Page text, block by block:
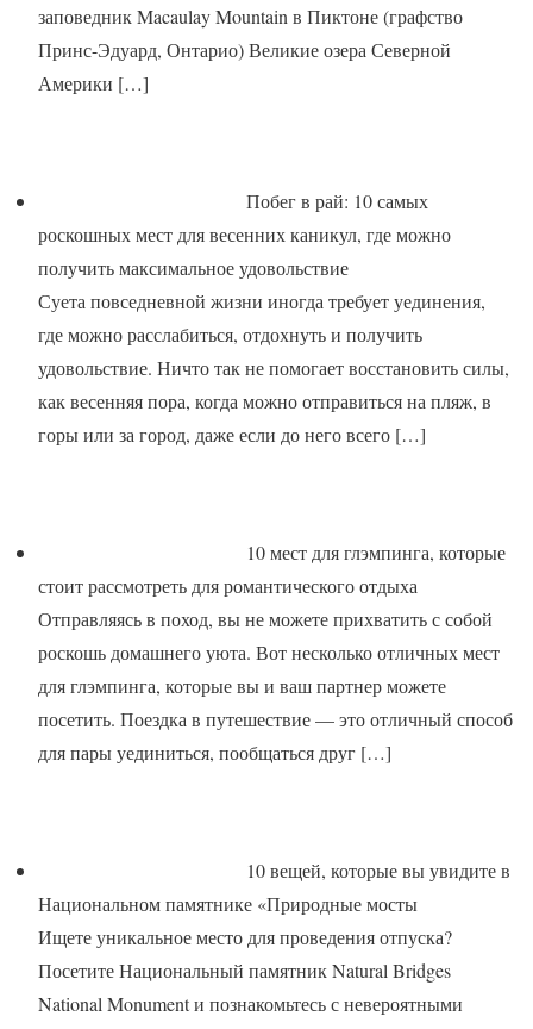
заповедник Macaulay Mountain в Пиктоне (графство
Принс-Эдуард, Онтарио) Великие озера Северной
Америки […]
Побег в рай: 10 самых
роскошных мест для весенних каникул, где можно
получить максимальное удовольствие
Суета повседневной жизни иногда требует уединения,
где можно расслабиться, отдохнуть и получить
удовольствие. Ничто так не помогает восстановить силы,
как весенняя пора, когда можно отправиться на пляж, в
горы или за город, даже если до него всего […]
10 мест для глэмпинга, которые
стоит рассмотреть для романтического отдыха
Отправляясь в поход, вы не можете прихватить с собой
роскошь домашнего уюта. Вот несколько отличных мест
для глэмпинга, которые вы и ваш партнер можете
посетить. Поездка в путешествие — это отличный способ
для пары уединиться, пообщаться друг […]
10 вещей, которые вы увидите в
Национальном памятнике «Природные мосты
Ищете уникальное место для проведения отпуска?
Посетите Национальный памятник Natural Bridges
National Monument и познакомьтесь с невероятными